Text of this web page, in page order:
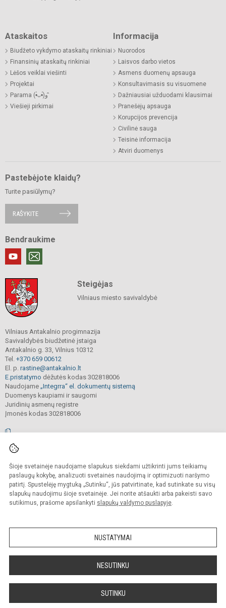
Šioje svetainėje naudojame slapukus siekdami užtikrinti jums teikiamų
paslaugų kokybę, analizuoti svetainės naudojimą ir optimizuoti naršymo
patirtį. Spustelėję mygtuką „Sutinku“, jūs patvirtinate, kad sutinkate su visų
slapukų naudojimu šioje svetainėje. Jei norite atšaukti arba pakeisti savo
sutikimus, prašome apsilankyti slapukų valdymo puslapyje.
NUSTATYMAI
NESUTINKU
SUTINKU
Ataskaitos
Biudžeto vykdymo ataskaitų rinkiniai
Finansinių ataskaitų rinkiniai
Lėšos veiklai viešinti
Projektai
Parama (•̀ᴗ•́)و ̑̑
Viešieji pirkimai
Informacija
Nuorodos
Laisvos darbo vietos
Asmens duomenų apsauga
Konsultavimasis su visuomene
Dažniausiai užduodami klausimai
Pranešėjų apsauga
Korupcijos prevencija
Civilinė sauga
Teisinė informacija
Atviri duomenys
Pastebėjote klaidų?
Turite pasiūlymų?
RAŠYKITE
Bendraukime
Steigėjas
Vilniaus miesto savivaldybė
Vilniaus Antakalnio progimnazija
Savivaldybės biudžetinė įstaiga
Antakalnio g. 33, Vilnius 10312
Tel. +370 659 00612
El. p. rastine@antakalnio.lt
E.pristatymo dėžutės kodas 302818006
Naudojame „Integrra“ el. dokumentų sistemą
Duomenys kaupiami ir saugomi
Juridinių asmenų registre
Įmonės kodas 302818006
Kopijuoti, cituoti ar kitaip atvaizduoti internetinės svetainės turinį be raštiško
mokyklos vadovų sutikimo yra draudžiama.
Prieinamumo paraiška Slapukų valdymas
Sumanus būdas atnaujinti